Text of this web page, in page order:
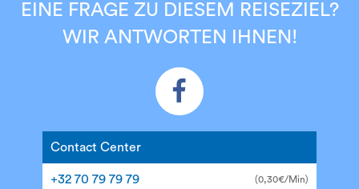
EINE FRAGE ZU DIESEM REISEZIEL?
WIR ANTWORTEN IHNEN!
Contact Center
+32 70 79 79 79 (0,30€/Min)